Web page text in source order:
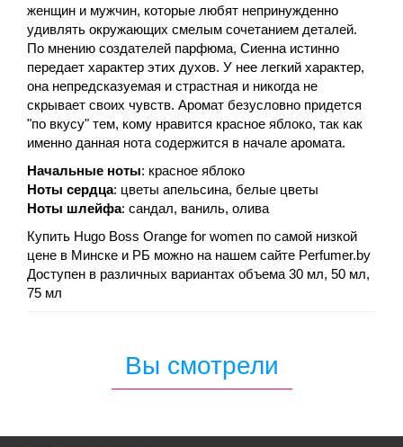
женщин и мужчин, которые любят непринужденно
удивлять окружающих смелым сочетанием деталей.
По мнению создателей парфюма, Сиенна истинно
передает характер этих духов. У нее легкий характер,
она непредсказуемая и страстная и никогда не
скрывает своих чувств. Аромат безусловно придется
"по вкусу" тем, кому нравится красное яблоко, так как
именно данная нота содержится в начале аромата.
Начальные ноты: красное яблоко
Ноты сердца: цветы апельсина, белые цветы
Ноты шлейфа: сандал, ваниль, олива
Купить Hugo Boss Orange for women по самой низкой
цене в Минске и РБ можно на нашем сайте Perfumer.by
Доступен в различных вариантах объема 30 мл, 50 мл,
75 мл
Вы смотрели